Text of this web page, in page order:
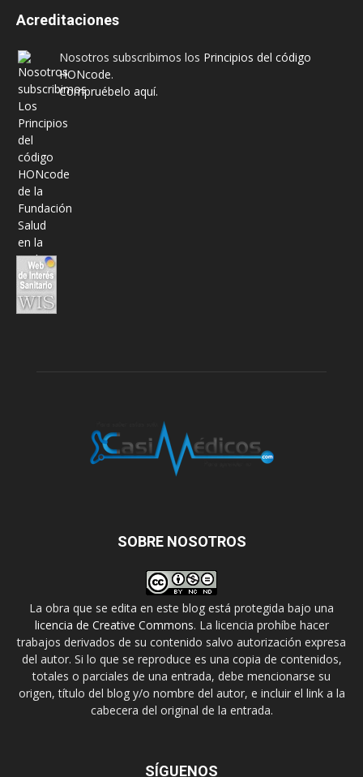
Acreditaciones
Nosotros subscribimos los Principios del código
HONcode.
Compruébelo aquí.
SOBRE NOSOTROS
La obra que se edita en este blog está protegida bajo una
licencia de Creative Commons. La licencia prohíbe hacer
trabajos derivados de su contenido salvo autorización expresa
del autor. Si lo que se reproduce es una copia de contenidos,
totales o parciales de una entrada, debe mencionarse su
origen, título del blog y/o nombre del autor, e incluir el link a la
cabecera del original de la entrada.
SÍGUENOS